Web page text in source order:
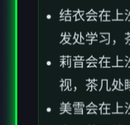
结衣会在上
发处学习，
莉音会在上
视，茶几处
美雪会在上